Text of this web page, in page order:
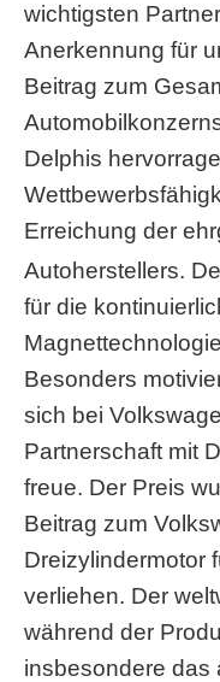
wichtigsten
Anerkennung für
Beitrag zum
Delphis
Erreichung der
Autoherstellers.
für die
Besonders
sich bei
Partnerschaft mit
freue. Der Preis
Beitrag zum
Dreizylindermotor
verliehen. Der
während der
insbesondere das